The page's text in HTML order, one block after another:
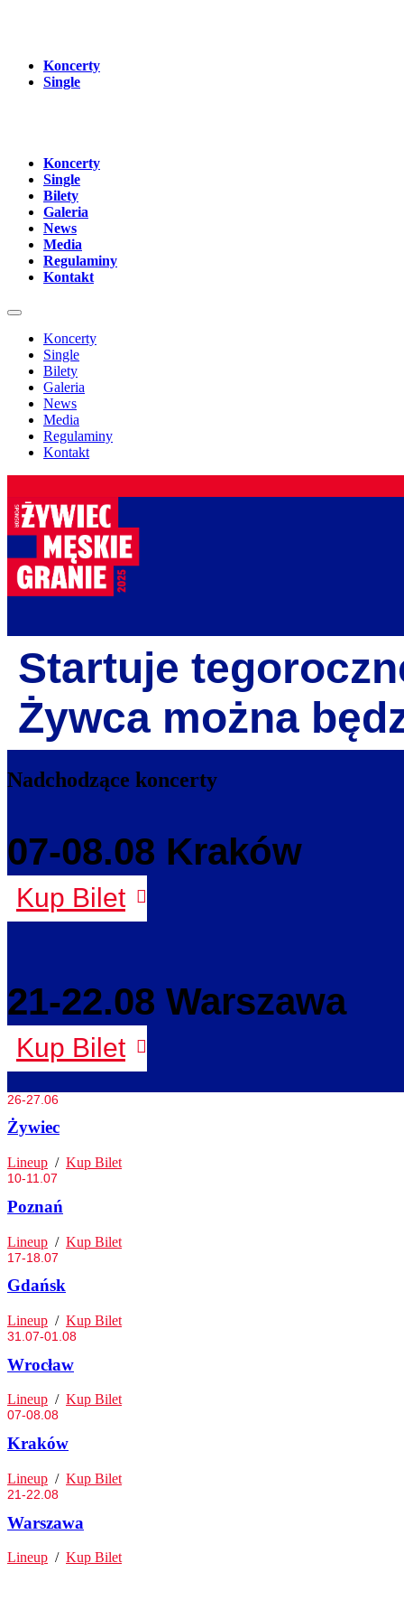
Koncerty
Single
Koncerty
Single
Bilety
Galeria
News
Media
Regulaminy
Kontakt
Koncerty
Single
Bilety
Galeria
News
Media
Regulaminy
Kontakt
Startuje
Żywca można
Nadchodzące koncerty
07-08.08 Kraków
Kup Bilet
21-22.08 Warszawa
Kup Bilet
26-27.06
Żywiec
Lineup / Kup Bilet
10-11.07
Poznań
Lineup / Kup Bilet
17-18.07
Gdańsk
Lineup / Kup Bilet
31.07-01.08
Wrocław
Lineup / Kup Bilet
07-08.08
Kraków
Lineup / Kup Bilet
21-22.08
Warszawa
Lineup / Kup Bilet